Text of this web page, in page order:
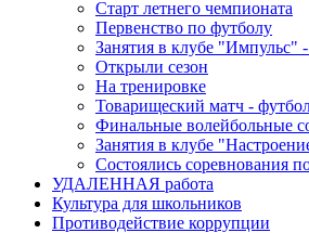
Старт летнего чемпионата
Первенство по футболу
Занятия в клубе "Импульс"
Открыли сезон
На тренировке
Товарищеский матч -
Финальные волейбольные
Занятия в клубе
Состоялись соревнования
УДАЛЕННАЯ работа
Культура для школьников
Противодействие коррупции